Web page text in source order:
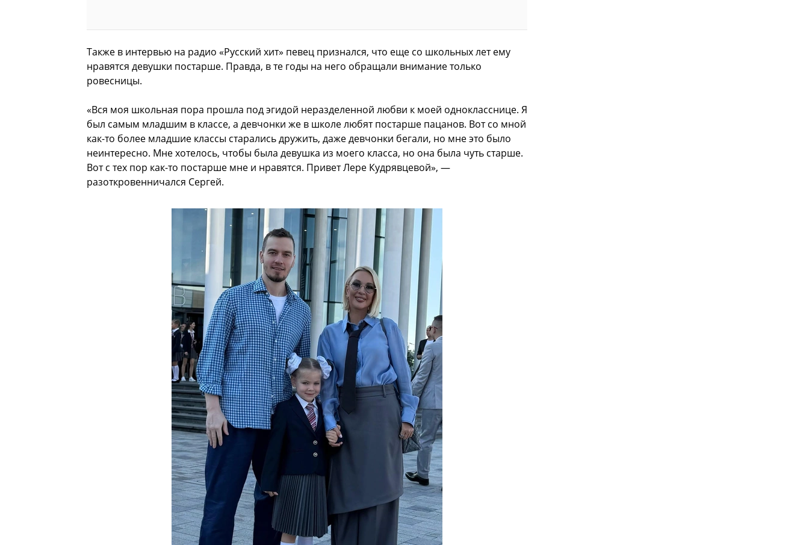
Также в интервью на радио «Русский хит» певец признался, что еще со школьных лет ему
нравятся девушки постарше. Правда, в те годы на него обращали внимание только
ровесницы.
«Вся моя школьная пора прошла под эгидой неразделенной любви к моей однокласснице. Я
был самым младшим в классе, а девчонки же в школе любят постарше пацанов. Вот со мной
как-то более младшие классы старались дружить, даже девчонки бегали, но мне это было
неинтересно. Мне хотелось, чтобы была девушка из моего класса, но она была чуть старше.
Вот с тех пор как-то постарше мне и нравятся. Привет Лере Кудрявцевой», —
разоткровенничался Сергей.